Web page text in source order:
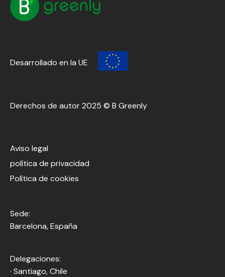
Desarrollado en la UE
Derechos de autor 2025 © B Greenly
Aviso legal
política de privacidad
Política de cookies
Sede:
Barcelona, España
Delegaciones:
· Santiago, Chile